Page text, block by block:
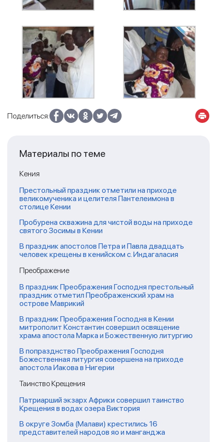
Поделиться:
Материалы по теме
Кения
Престольный праздник отметили на приходе
великомученика и целителя Пантелеимона в
столице Кении
Пробурена скважина для чистой воды на приходе
святого Зосимы в Кении
В праздник апостолов Петра и Павла двадцать
человек крещены в кенийском с. Индагаласия
Преображение
В праздник Преображения Господня престольный
праздник отметил Преображенский храм на
острове Маврикий
В праздник Преображения Господня в Кении
митрополит Константин совершил освящение
храма апостола Марка и Божественную литургию
В попразднство Преображения Господня
Божественная литургия совершена на приходе
апостола Иакова в Нигерии
Таинство Крещения
Патриарший экзарх Африки совершил таинство
Крещения в водах озера Виктория
В округе Зомба (Малави) крестились 16
представителей народов яо и манганджа